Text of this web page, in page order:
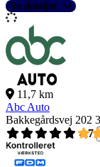
Se detaljer
11,7 km
Abc Auto
Bakkegårdsvej 202
4,7